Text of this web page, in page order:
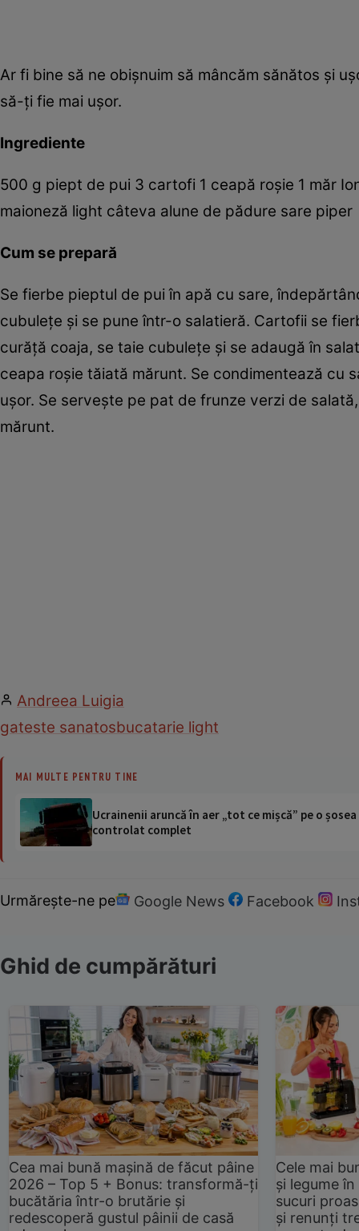
Ar fi bine să ne obişnuim să mâncăm sănătos şi
să-ţi fie mai uşor.
Ingrediente
500 g piept de pui 3 cartofi 1 ceapă roşie 1 măr
maioneză light câteva alune de pădure sare piper
Cum se prepară
Se fierbe pieptul de pui în apă cu sare,
cubuleţe şi se pune într-o salatieră. Cartofii se
curăţă coaja, se taie cubuleţe şi se adaugă în
ceapa ­roşie tăiată mărunt. Se condimentează cu
uşor. Se serveşte pe pat de frunze verzi de
mărunt.
Andreea Luigia
gateste sanatosbucatarie light
MAI MULTE PENTRU TINE
Ucrainenii aruncă în aer „tot ce mișcă” pe o
controlat complet
Urmărește-ne pe Google News Facebook
Ghid de cumpărături
Cea mai bună mașină de făcut pâine
2026 – Top 5 + Bonus: transformă-ți
bucătăria într-o brutărie și
redescoperă gustul pâinii de casă
Cele mai
și legume
sucuri
și renunți